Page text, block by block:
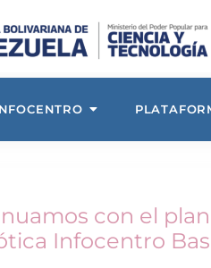
con el
Infocentro